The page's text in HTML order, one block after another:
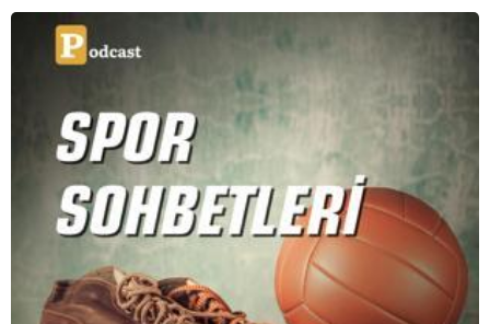
serimizde; tiyatroyu, alanının uzman isimleriyle
konuşuyoruz..